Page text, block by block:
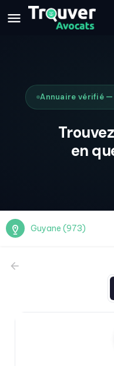
Annuaire vérifié
Trouvez
en
Guyane (973)